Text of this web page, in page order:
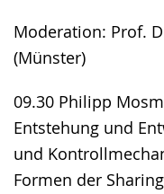
Moderation: Prof.
(Münster)
09.30 Philipp
Entstehung und
und
Formen der